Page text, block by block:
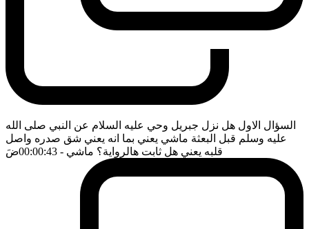
السؤال الاول هل نزل جبريل وحي عليه السلام عن النبي صلى الله
عليه وسلم قبل البعثة ماشي يعني بما انه يعني شق صدره واصل
قلبه يعني هل ثابت هالرواية؟ ماشي - 00:00:43 ضَ